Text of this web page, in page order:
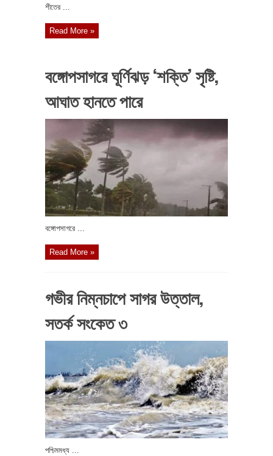
শীতের ...
Read More »
বঙ্গোপসাগরে ঘূর্ণিঝড় ‘শক্তি’ সৃষ্টি,
আঘাত হানতে পারে
বঙ্গোপসাগরে ...
Read More »
গভীর নিম্নচাপে সাগর উত্তাল,
সতর্ক সংকেত ৩
পশ্চিমমধ্য ...